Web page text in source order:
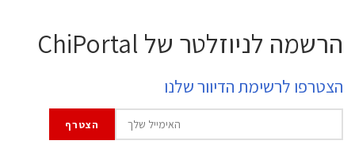
הרשמה לניוזלטר של ChiPortal
הצטרפו לרשימת הדיוור שלנו